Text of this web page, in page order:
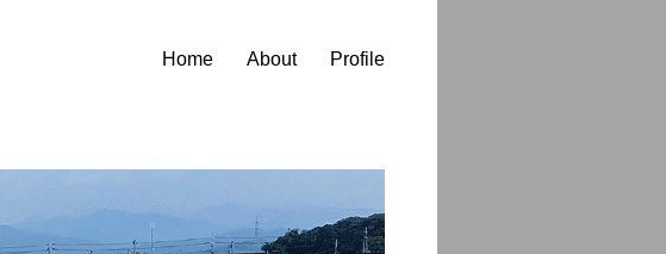
Home About Profile